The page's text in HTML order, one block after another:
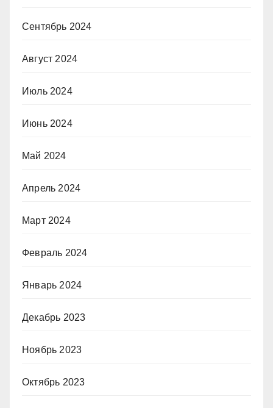
Сентябрь 2024
Август 2024
Июль 2024
Июнь 2024
Май 2024
Апрель 2024
Март 2024
Февраль 2024
Январь 2024
Декабрь 2023
Ноябрь 2023
Октябрь 2023